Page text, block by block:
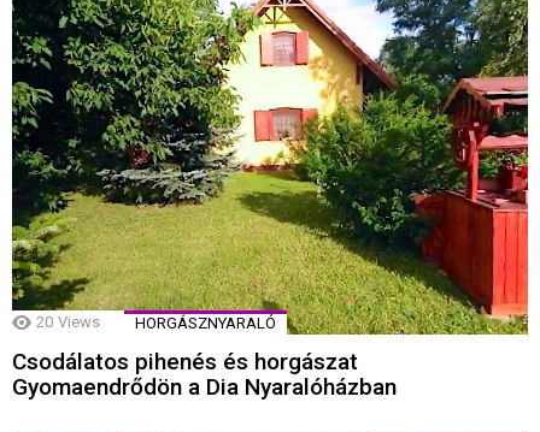
20 Views HORGÁSZNYARALÓ
Csodálatos pihenés és horgászat
Gyomaendrődön a Dia Nyaralóházban